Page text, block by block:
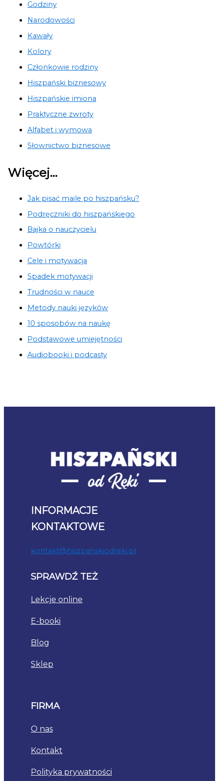
Godziny
Narodowości
Kawały
Kolory
Członkowie rodziny
Hiszpański biznesowy
Hiszpańskie imiona
Praktyczne zwroty
Alfabet i wymowa
Słownictwo biznesowe
Więcej…
Jak pisać maile po hiszpańsku?
Podręczniki do hiszpańskiego
Bajka o nauczycielu
Powtórki
Cele i motywacja
Spadek motywacji
Trudności w nauce
Metody nauki języków
10 sposobów na naukę
Podstawowe umiejętności
Audiobooki i podcasty
INFORMACJE
KONTAKTOWE
kontakt@hiszpanskiodreki.pl
SPRAWDŹ TEŻ
Lekcje online
E-booki
Blog
Sklep
FIRMA
O nas
Kontakt
Polityka prywatności